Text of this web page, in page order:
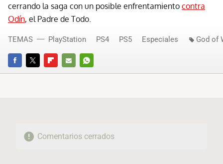
cerrando la saga con un posible enfrentamiento contra
Odín, el Padre de Todo.
FACEBOOKTWITTERFLIPBOARD
E-
WHATSAPP
TEMAS PlayStation PS4 PS5 Especiales God of
Comentarios cerrados